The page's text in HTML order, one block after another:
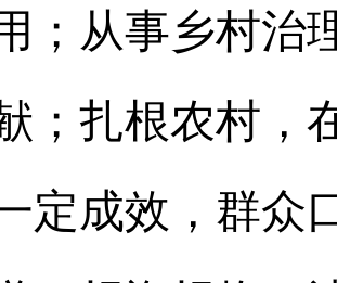
；从事乡村治
；扎根农村，
定成效，群众